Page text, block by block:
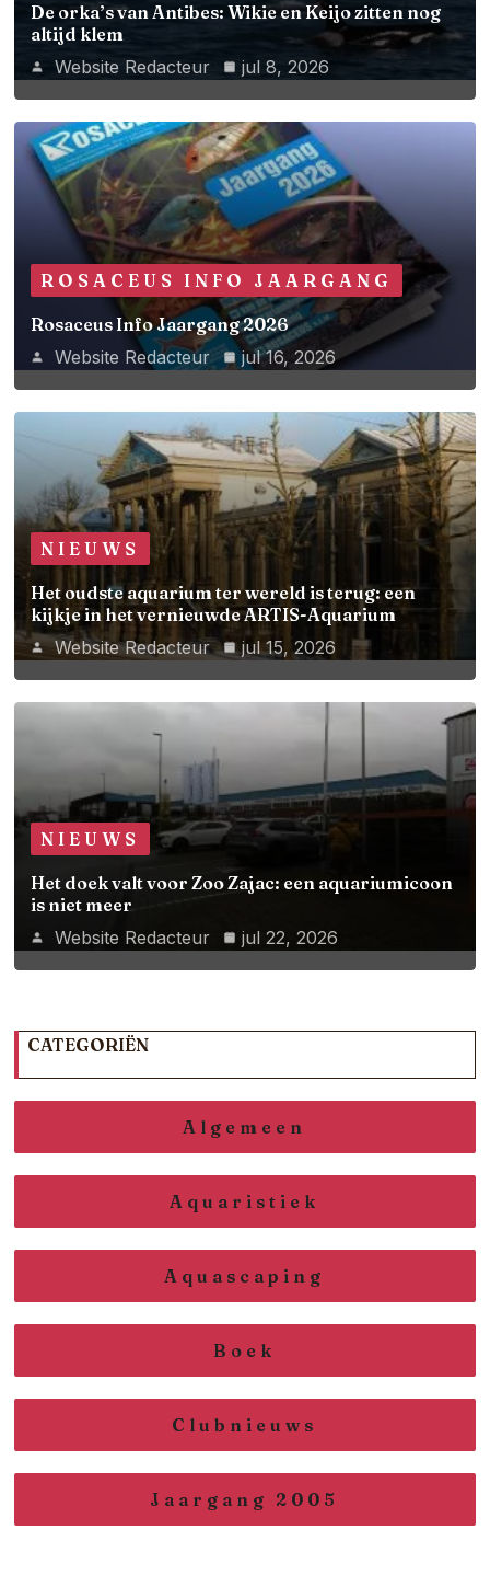
De orka’s van Antibes: Wikie en Keijo zitten nog
altijd klem
Website Redacteur
jul 8, 2026
ROSACEUS INFO JAARGANG
Rosaceus Info Jaargang 2026
Website Redacteur
jul 16, 2026
NIEUWS
Het oudste aquarium ter wereld is terug: een
kijkje in het vernieuwde ARTIS-Aquarium
Website Redacteur
jul 15, 2026
NIEUWS
Het doek valt voor Zoo Zajac: een aquariumicoon
is niet meer
Website Redacteur
jul 22, 2026
CATEGORIËN
Algemeen
Aquaristiek
Aquascaping
Boek
Clubnieuws
Jaargang 2005